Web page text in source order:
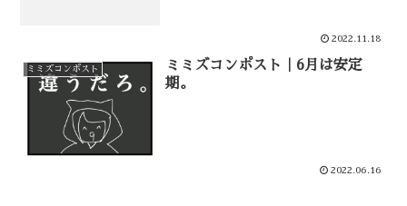
2022.11.18
ミミズコンポスト
ミミズコンポスト｜6月は安定
期。
2022.06.16